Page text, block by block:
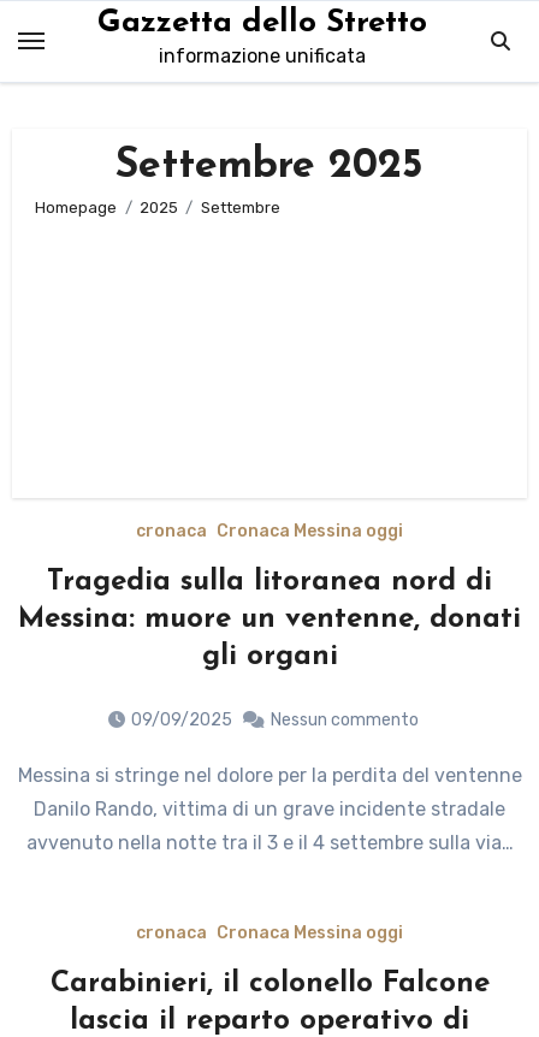
contenuto
Gazzetta dello Stretto
informazione unificata
Settembre 2025
Homepage 2025 Settembre
cronaca Cronaca Messina oggi
Tragedia sulla litoranea nord di
Messina: muore un ventenne, donati
gli organi
09/09/2025 Nessun commento
Messina si stringe nel dolore per la perdita del ventenne
Danilo Rando, vittima di un grave incidente stradale
avvenuto nella notte tra il 3 e il 4 settembre sulla via…
cronaca Cronaca Messina oggi
Carabinieri, il colonello Falcone
lascia il reparto operativo di